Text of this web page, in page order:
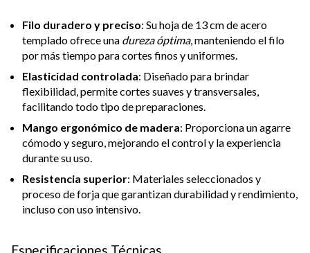
Filo duradero y preciso: Su hoja de 13 cm de acero
templado ofrece una dureza óptima, manteniendo el filo
por más tiempo para cortes finos y uniformes.
Elasticidad controlada: Diseñado para brindar
flexibilidad, permite cortes suaves y transversales,
facilitando todo tipo de preparaciones.
Mango ergonómico de madera: Proporciona un agarre
cómodo y seguro, mejorando el control y la experiencia
durante su uso.
Resistencia superior: Materiales seleccionados y
proceso de forja que garantizan durabilidad y rendimiento,
incluso con uso intensivo.